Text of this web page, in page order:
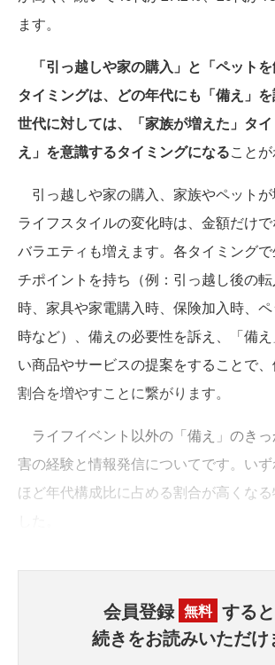
ます。
「引っ越しや家の購入」と「ペット
タイミングは、どの年代にも「備え」
世代に対しては、「家族が増えた」タ
え」を意識するタイミングになることが
引っ越しや家の購入、家族やペット
ライフスタイルの変化時は、金額だけ
バラエティも増えます。各タイミング
チポイントを持ち（例：引っ越し後の
時、家具や家電購入時、保険加入時、
時など）、備えの必要性を訴え、「備
い商品やサービスの提案をすることで
割合を増やすことに繋がります。
ライフイベント以外の「備え」のきっ
害の経験と情報発信についてです。い
ほど年代構成比に占める割合が高くな
会員登録 無料 すると
続きをお読みいただけ